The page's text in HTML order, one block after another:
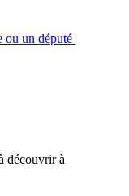
ou un député
découvrir à